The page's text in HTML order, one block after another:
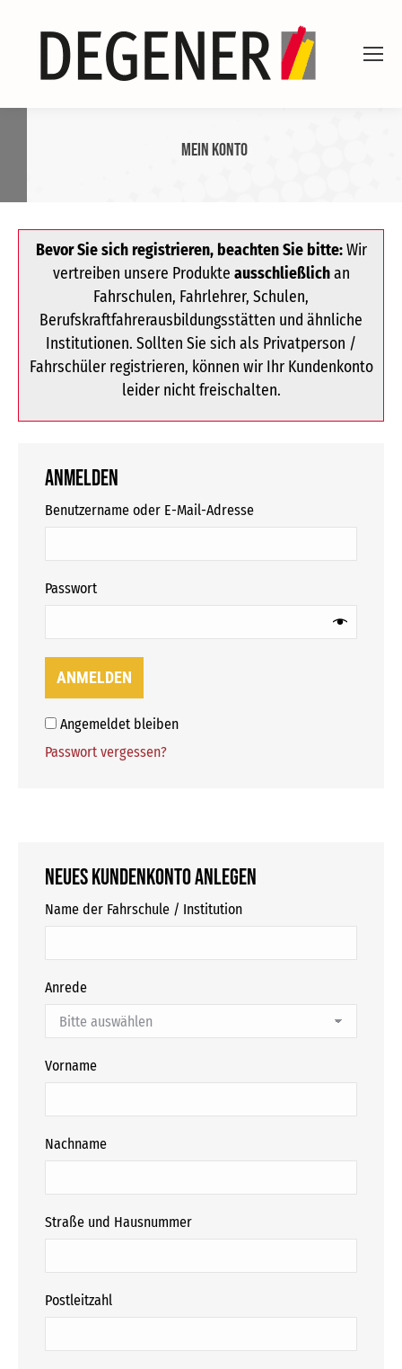
Mein Konto
Bevor Sie sich registrieren, beachten Sie bitte:Wir
vertreiben unsere Produkte ausschließlichan
Fahrschulen, Fahrlehrer, Schulen,
Berufskraftfahrerausbildungsstätten und ähnliche
Institutionen. Sollten Sie sich als Privatperson /
Fahrschüler registrieren, können wir Ihr Kundenkonto
leider nicht freischalten.
Anmelden
Benutzername oder E-Mail-Adresse
Passwort
ANMELDEN
Angemeldet bleiben
Passwort vergessen?
Neues Kundenkonto anlegen
Name der Fahrschule / Institution
Anrede
Vorname
Nachname
Straße und Hausnummer
Postleitzahl